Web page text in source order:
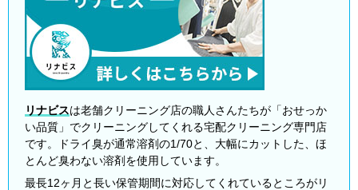
リナビスは老舗クリーニング店の職人さんたちが「おせっか
い品質」でクリーニングしてくれる宅配クリーニング専門店
です。ドライ臭が通常溶剤の1/70と、大幅にカットした、ほ
とんど臭わない溶剤を使用しています。
最長12ヶ月と長い保管期間に対応してくれているところがリ